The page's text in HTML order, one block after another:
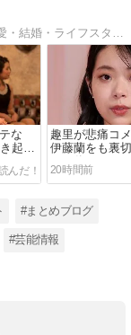
な
起こ
趣里が悲痛コ
伊藤蘭をも裏
の不倫にショ
20時間前
#まとめブログ
#芸能情報